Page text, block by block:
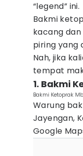
“legend” ini.
Bakmi
kacang
piring yang
Nah, jika
tempat
1. Bakmi
Bakmi Ketoprak
Warung
Jayengan,
Google